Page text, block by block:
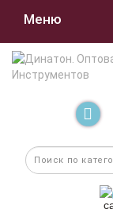
Меню